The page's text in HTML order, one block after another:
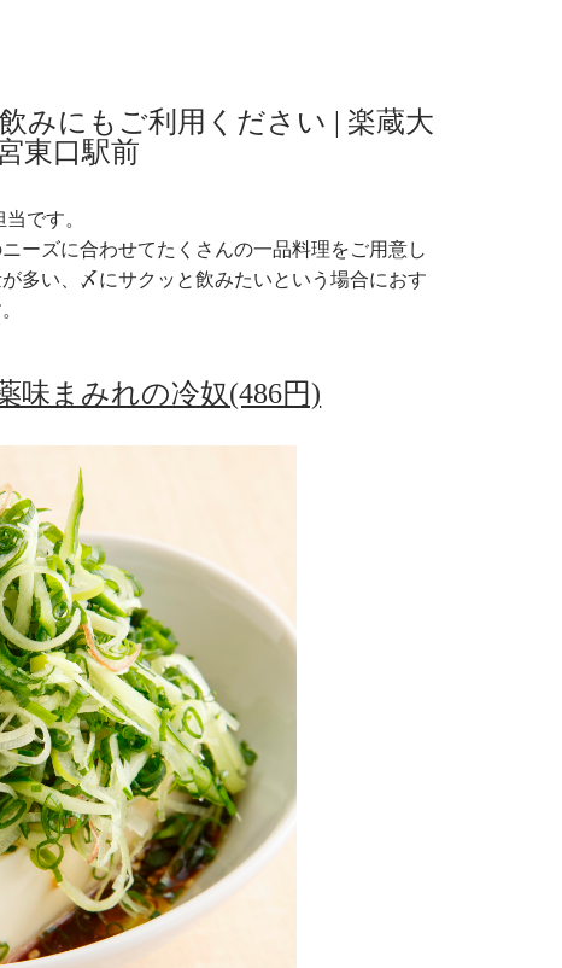
みにもご利用ください | 楽蔵大
東口駅前
です。
ーズに合わせてたくさんの一品料理をご用意し
多い、〆にサクッと飲みたいという場合におす
まみれの冷奴(486円)